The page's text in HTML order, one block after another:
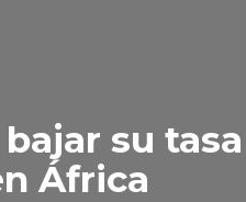
su
África